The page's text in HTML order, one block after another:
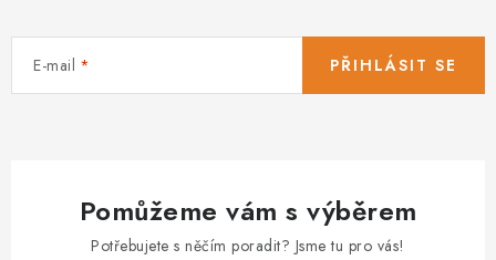
E-mail PŘIHLÁSIT SE
Pomůžeme vám s výběrem
Potřebujete s něčím poradit? Jsme tu pro vás!